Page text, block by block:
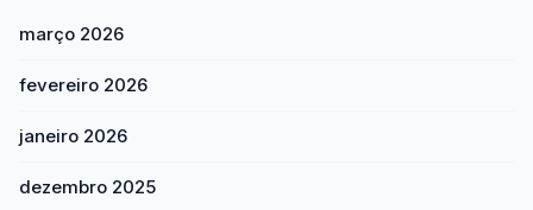
março 2026
fevereiro 2026
janeiro 2026
dezembro 2025